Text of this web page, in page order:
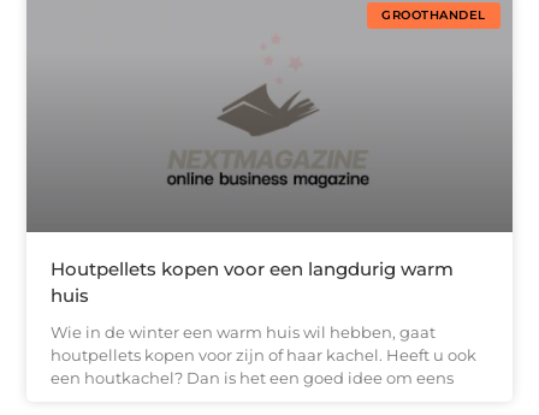
GROOTHANDEL
Houtpellets kopen voor een langdurig warm
huis
Wie in de winter een warm huis wil hebben, gaat
houtpellets kopen voor zijn of haar kachel. Heeft u ook
een houtkachel? Dan is het een goed idee om eens